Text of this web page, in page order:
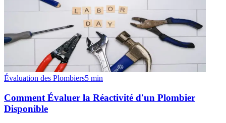
Évaluation des Plombiers5 min
Comment Évaluer la Réactivité d'un Plombier
Disponible